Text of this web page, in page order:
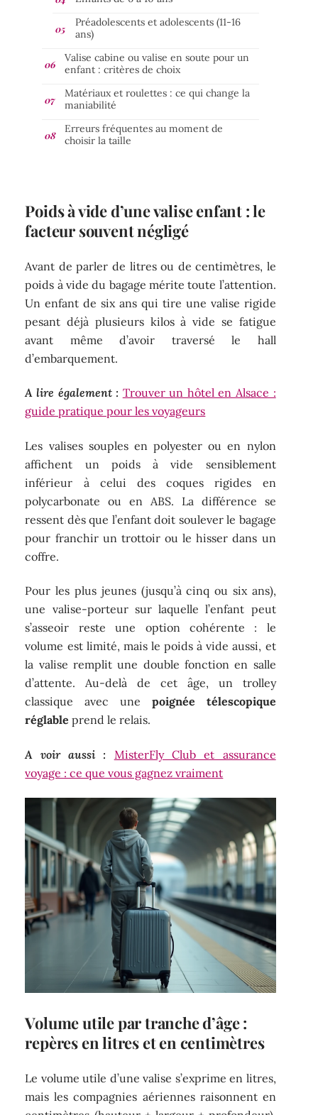
Préadolescents et adolescents (11-16
ans)
Valise cabine ou valise en soute pour un
enfant : critères de choix
Matériaux et roulettes : ce qui change la
maniabilité
Erreurs fréquentes au moment de
choisir la taille
Poids à vide d’une valise enfant : le
facteur souvent négligé
Avant de parler de litres ou de centimètres, le
poids à vide du bagage mérite toute l’attention.
Un enfant de six ans qui tire une valise rigide
pesant déjà plusieurs kilos à vide se fatigue
avant même d’avoir traversé le hall
d’embarquement.
A lire également : Trouver un hôtel en Alsace :
guide pratique pour les voyageurs
Les valises souples en polyester ou en nylon
affichent un poids à vide sensiblement
inférieur à celui des coques rigides en
polycarbonate ou en ABS. La différence se
ressent dès que l’enfant doit soulever le bagage
pour franchir un trottoir ou le hisser dans un
coffre.
Pour les plus jeunes (jusqu’à cinq ou six ans),
une valise-porteur sur laquelle l’enfant peut
s’asseoir reste une option cohérente : le
volume est limité, mais le poids à vide aussi, et
la valise remplit une double fonction en salle
d’attente. Au-delà de cet âge, un trolley
classique avec une poignée télescopique
réglable prend le relais.
A voir aussi :
MisterFly Club et assurance
voyage : ce que vous gagnez vraiment
Volume utile par tranche d’âge :
repères en litres et en centimètres
Le volume utile d’une valise s’exprime en litres,
mais les compagnies aériennes raisonnent en